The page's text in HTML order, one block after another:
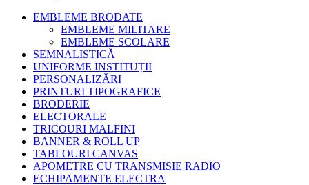
EMBLEME BRODATE
EMBLEME MILITARE
EMBLEME SCOLARE
SEMNALISTICĂ
UNIFORME INSTITUȚII
PERSONALIZĂRI
PRINTURI TIPOGRAFICE
BRODERIE
ELECTORALE
TRICOURI MALFINI
BANNER & ROLL UP
TABLOURI CANVAS
APOMETRE CU TRANSMISIE RADIO
ECHIPAMENTE ELECTRA